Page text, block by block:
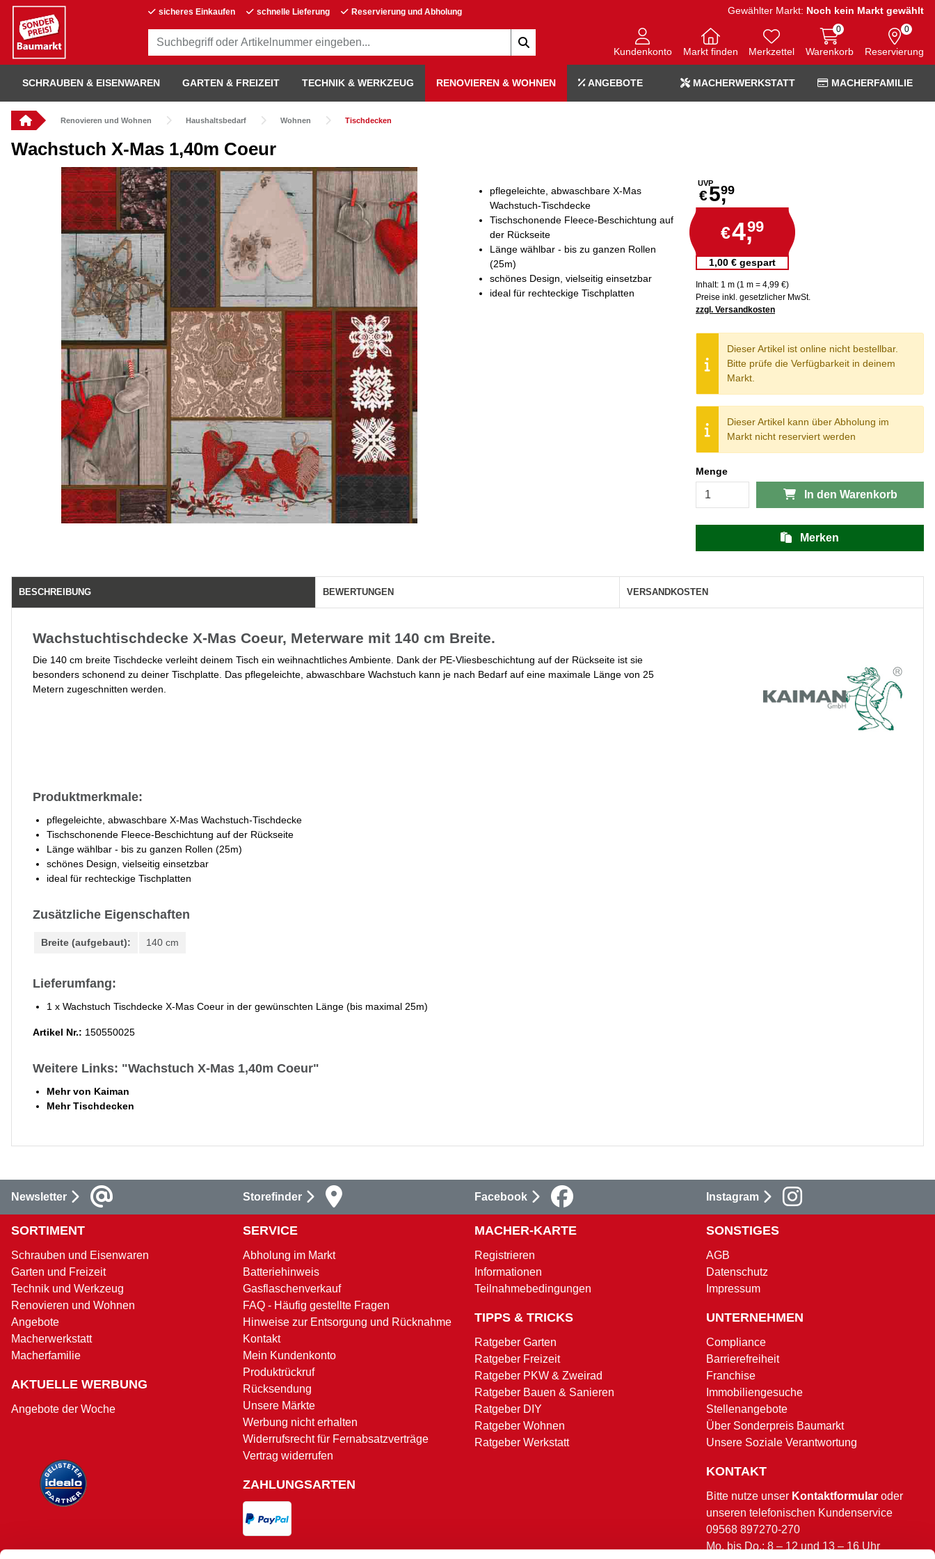
sicheres Einkaufen schnelle Lieferung Reservierung und Abholung Gewählter Markt: Noch kein Markt gewählt
Kundenkonto Markt finden Merkzettel Warenkorb
0
Reservierung
0
SCHRAUBEN & EISENWAREN GARTEN & FREIZEIT TECHNIK & WERKZEUG RENOVIEREN & WOHNEN ANGEBOTE MACHERWERKSTATT MACHERFAMILIE
Renovieren und Wohnen Haushaltsbedarf Wohnen Tischdecken
Wachstuch X-Mas 1,40m Coeur
UVP
€5,99
€4,99
1,00 € gespart
Inhalt: 1 m (1 m = 4,99 €)
Preise inkl. gesetzlicher MwSt.
zzgl. Versandkosten
pflegeleichte, abwaschbare X-Mas
Wachstuch-Tischdecke
Tischschonende Fleece-Beschichtung auf
der Rückseite
Länge wählbar - bis zu ganzen Rollen
(25m)
schönes Design, vielseitig einsetzbar
ideal für rechteckige Tischplatten
Dieser Artikel ist online nicht bestellbar.
Bitte prüfe die Verfügbarkeit in deinem
Markt.
Dieser Artikel kann über Abholung im
Markt nicht reserviert werden
Menge
In den Warenkorb
Merken
BESCHREIBUNG BEWERTUNGEN VERSANDKOSTEN
Wachstuchtischdecke X-Mas Coeur, Meterware mit 140 cm Breite.
Die 140 cm breite Tischdecke verleiht deinem Tisch ein weihnachtliches Ambiente. Dank der PE-Vliesbeschichtung auf der Rückseite ist sie
besonders schonend zu deiner Tischplatte. Das pflegeleichte, abwaschbare Wachstuch kann je nach Bedarf auf eine maximale Länge von 25
Metern zugeschnitten werden.
Produktmerkmale:
pflegeleichte, abwaschbare X-Mas Wachstuch-Tischdecke
Tischschonende Fleece-Beschichtung auf der Rückseite
Länge wählbar - bis zu ganzen Rollen (25m)
schönes Design, vielseitig einsetzbar
ideal für rechteckige Tischplatten
Zusätzliche Eigenschaften
Breite (aufgebaut): 140 cm
Lieferumfang:
1 x Wachstuch Tischdecke X-Mas Coeur in der gewünschten Länge (bis maximal 25m)
Artikel Nr.: 150550025
Weitere Links: "Wachstuch X-Mas 1,40m Coeur"
Mehr von Kaiman
Mehr Tischdecken
Newsletter Storefinder Facebook Instagram
SORTIMENT
Schrauben und Eisenwaren
Garten und Freizeit
Technik und Werkzeug
Renovieren und Wohnen
Angebote
Macherwerkstatt
Macherfamilie
AKTUELLE WERBUNG
Angebote der Woche
SERVICE
Abholung im Markt
Batteriehinweis
Gasflaschenverkauf
FAQ - Häufig gestellte Fragen
Hinweise zur Entsorgung und Rücknahme
Kontakt
Mein Kundenkonto
Produktrückruf
Rücksendung
Unsere Märkte
Werbung nicht erhalten
Widerrufsrecht für Fernabsatzverträge
Vertrag widerrufen
ZAHLUNGSARTEN
MACHER-KARTE
Registrieren
Informationen
Teilnahmebedingungen
TIPPS & TRICKS
Ratgeber Garten
Ratgeber Freizeit
Ratgeber PKW & Zweirad
Ratgeber Bauen & Sanieren
Ratgeber DIY
Ratgeber Wohnen
Ratgeber Werkstatt
SONSTIGES
AGB
Datenschutz
Impressum
UNTERNEHMEN
Compliance
Barrierefreiheit
Franchise
Immobiliengesuche
Stellenangebote
Über Sonderpreis Baumarkt
Unsere Soziale Verantwortung
KONTAKT
Bitte nutze unser Kontaktformular oder
unseren telefonischen Kundenservice
09568 897270-270
Mo. bis Do.: 8 – 12 und 13 – 16 Uhr